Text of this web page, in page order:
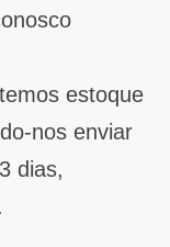
estoque
nos enviar
dias,